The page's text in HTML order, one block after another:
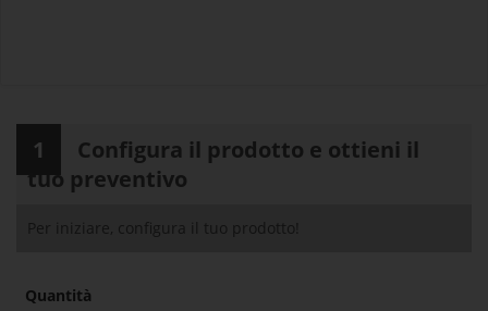
1
Configura il prodotto e ottieni il
tuo preventivo
Per iniziare, configura il tuo prodotto!
Quantità